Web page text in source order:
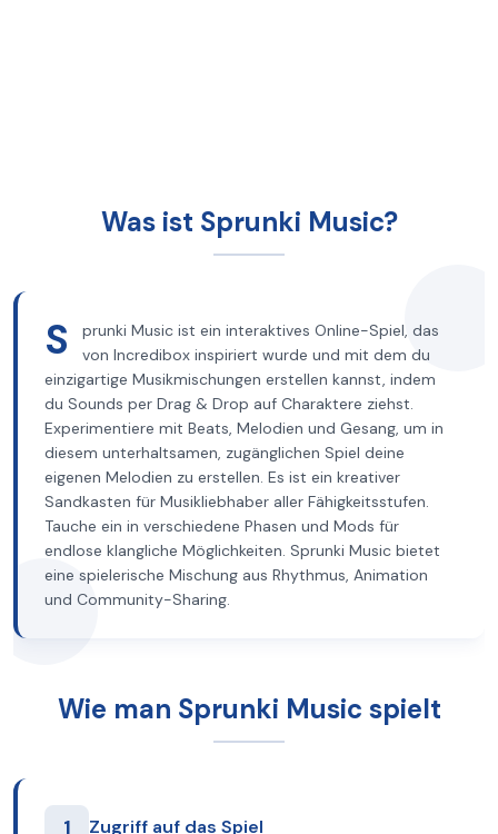
Was ist Sprunki Music?
S
prunki Music ist ein interaktives Online-Spiel, das
von Incredibox inspiriert wurde und mit dem du
einzigartige Musikmischungen erstellen kannst, indem
du Sounds per Drag & Drop auf Charaktere ziehst.
Experimentiere mit Beats, Melodien und Gesang, um in
diesem unterhaltsamen, zugänglichen Spiel deine
eigenen Melodien zu erstellen. Es ist ein kreativer
Sandkasten für Musikliebhaber aller Fähigkeitsstufen.
Tauche ein in verschiedene Phasen und Mods für
endlose klangliche Möglichkeiten. Sprunki Music bietet
eine spielerische Mischung aus Rhythmus, Animation
und Community-Sharing.
Wie man Sprunki Music spielt
1 Zugriff auf das Spiel